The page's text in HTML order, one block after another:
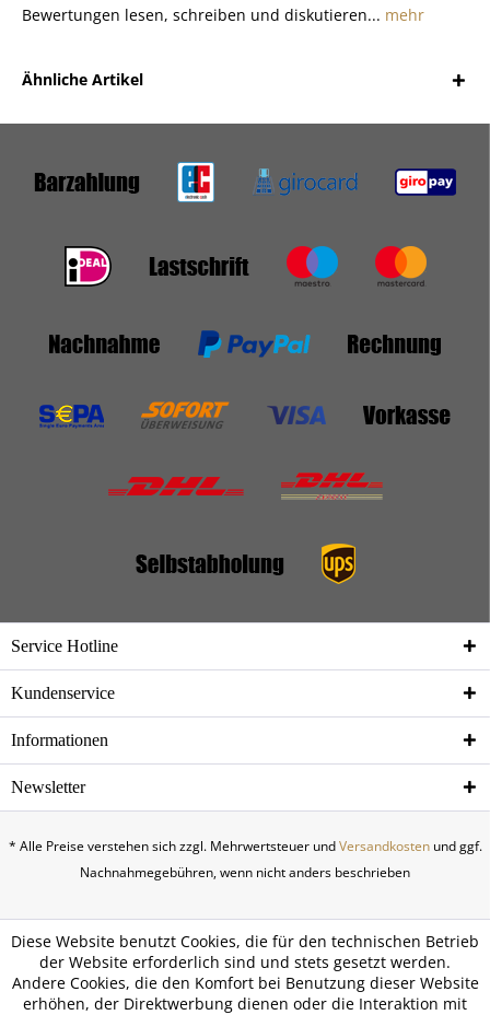
Bewertungen lesen, schreiben und diskutieren... mehr
Ähnliche Artikel
Service Hotline
Kundenservice
Informationen
Newsletter
* Alle Preise verstehen sich zzgl. Mehrwertsteuer undVersandkostenund ggf.
Nachnahmegebühren, wenn nicht anders beschrieben
Diese Website benutzt Cookies, die für den technischen Betrieb
der Website erforderlich sind und stets gesetzt werden.
Andere Cookies, die den Komfort bei Benutzung dieser Website
erhöhen, der Direktwerbung dienen oder die Interaktion mit